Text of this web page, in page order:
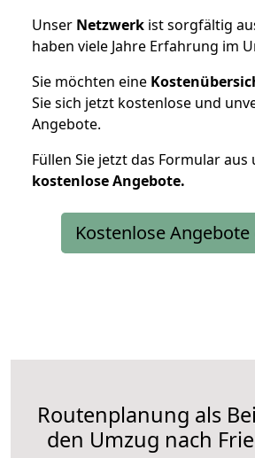
Unser Netzwerk ist sorgfältig
haben viele Jahre Erfahrung im
Sie möchten eine
Sie sich jetzt kostenlose und
Angebote.
Füllen Sie jetzt das Formular
kostenloseAngebote.
Kostenlose
Routenplanung als
den Umzug nach